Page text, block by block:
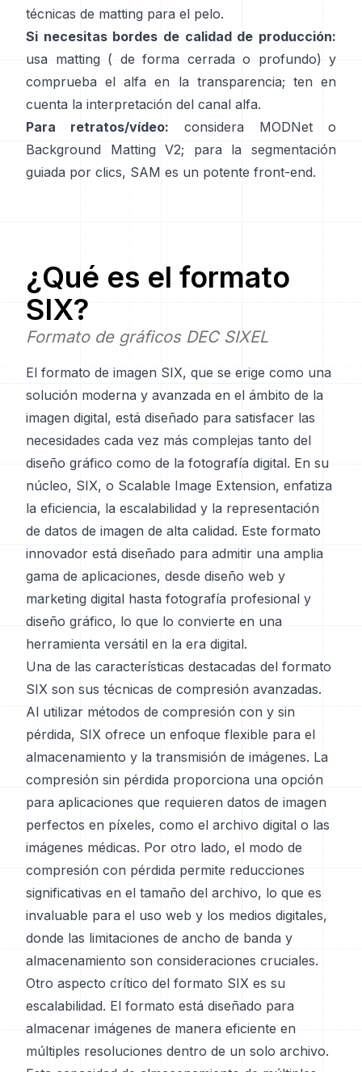
técnicas de matting para el pelo.
Si necesitas bordes de calidad de producción:
usa matting ( de forma cerrada o profundo) y
comprueba el alfa en la transparencia; ten en
cuenta la interpretación del canal alfa.
Para retratos/vídeo: considera MODNet o
Background Matting V2; para la segmentación
guiada por clics, SAM es un potente front-end.
¿Qué es el formato
SIX?
Formato de gráficos DEC SIXEL
El formato de imagen SIX, que se erige como una
solución moderna y avanzada en el ámbito de la
imagen digital, está diseñado para satisfacer las
necesidades cada vez más complejas tanto del
diseño gráfico como de la fotografía digital. En su
núcleo, SIX, o Scalable Image Extension, enfatiza
la eficiencia, la escalabilidad y la representación
de datos de imagen de alta calidad. Este formato
innovador está diseñado para admitir una amplia
gama de aplicaciones, desde diseño web y
marketing digital hasta fotografía profesional y
diseño gráfico, lo que lo convierte en una
herramienta versátil en la era digital.
Una de las características destacadas del formato
SIX son sus técnicas de compresión avanzadas.
Al utilizar métodos de compresión con y sin
pérdida, SIX ofrece un enfoque flexible para el
almacenamiento y la transmisión de imágenes. La
compresión sin pérdida proporciona una opción
para aplicaciones que requieren datos de imagen
perfectos en píxeles, como el archivo digital o las
imágenes médicas. Por otro lado, el modo de
compresión con pérdida permite reducciones
significativas en el tamaño del archivo, lo que es
invaluable para el uso web y los medios digitales,
donde las limitaciones de ancho de banda y
almacenamiento son consideraciones cruciales.
Otro aspecto crítico del formato SIX es su
escalabilidad. El formato está diseñado para
almacenar imágenes de manera eficiente en
múltiples resoluciones dentro de un solo archivo.